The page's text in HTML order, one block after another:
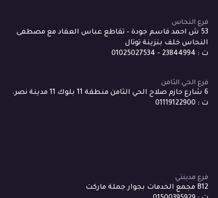
فرع النحاس
53 ش احمد قاسم جودة – تقاطع عباس العقاد مع مصطفى
النحاس خلف بنزينة توتال
ت : 23844994 - 01025027534
فرع الحي الثامن
6 شارع حازم صلاح الحي الثامن منطقة 11 بلوك 11 مدينة نصر.
ت : 01119122900
فرع مدينتي
B12 مجمع الخدمات بجوار جملة ماركت